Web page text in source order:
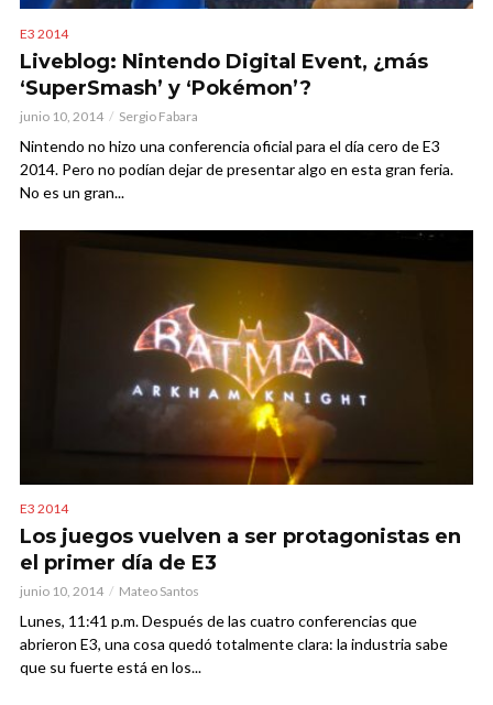
E3 2014
Liveblog: Nintendo Digital Event, ¿más
‘SuperSmash’ y ‘Pokémon’?
junio 10, 2014 Sergio Fabara
Nintendo no hizo una conferencia oficial para el día cero de E3
2014. Pero no podían dejar de presentar algo en esta gran feria.
No es un gran...
E3 2014
Los juegos vuelven a ser protagonistas en
el primer día de E3
junio 10, 2014 Mateo Santos
Lunes, 11:41 p.m. Después de las cuatro conferencias que
abrieron E3, una cosa quedó totalmente clara: la industria sabe
que su fuerte está en los...